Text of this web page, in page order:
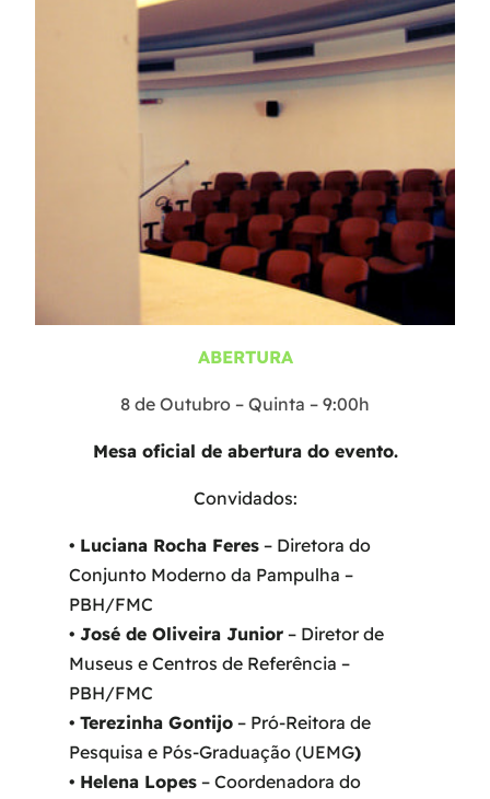
ABERTURA
8 de Outubro – Quinta – 9:00h
Mesa oficial de abertura do evento.
Convidados:
• Luciana Rocha Feres– Diretora do
Conjunto Moderno da Pampulha –
PBH/FMC
• José de Oliveira Junior– Diretor de
Museus e Centros de Referência –
PBH/FMC
• Terezinha Gontijo– Pró-Reitora de
Pesquisa e Pós-Graduação (UEMG)
• Helena Lopes– Coordenadora do